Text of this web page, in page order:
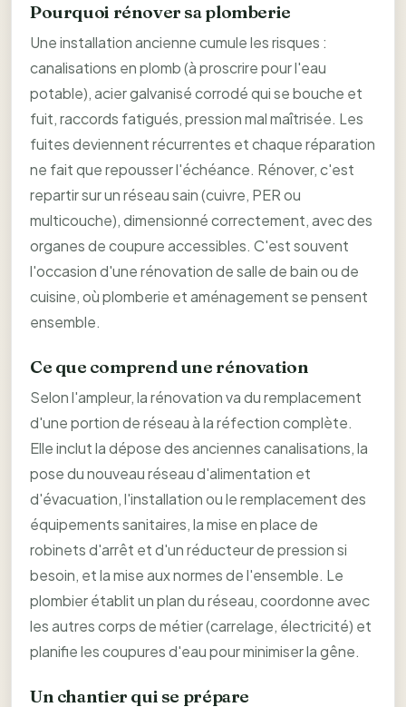
Pourquoi rénover sa plomberie
Une installation ancienne cumule les risques :
canalisations en plomb (à proscrire pour l'eau
potable), acier galvanisé corrodé qui se bouche et
fuit, raccords fatigués, pression mal maîtrisée. Les
fuites deviennent récurrentes et chaque réparation
ne fait que repousser l'échéance. Rénover, c'est
repartir sur un réseau sain (cuivre, PER ou
multicouche), dimensionné correctement, avec des
organes de coupure accessibles. C'est souvent
l'occasion d'une rénovation de salle de bain ou de
cuisine, où plomberie et aménagement se pensent
ensemble.
Ce que comprend une rénovation
Selon l'ampleur, la rénovation va du remplacement
d'une portion de réseau à la réfection complète.
Elle inclut la dépose des anciennes canalisations, la
pose du nouveau réseau d'alimentation et
d'évacuation, l'installation ou le remplacement des
équipements sanitaires, la mise en place de
robinets d'arrêt et d'un réducteur de pression si
besoin, et la mise aux normes de l'ensemble. Le
plombier établit un plan du réseau, coordonne avec
les autres corps de métier (carrelage, électricité) et
planifie les coupures d'eau pour minimiser la gêne.
Un chantier qui se prépare